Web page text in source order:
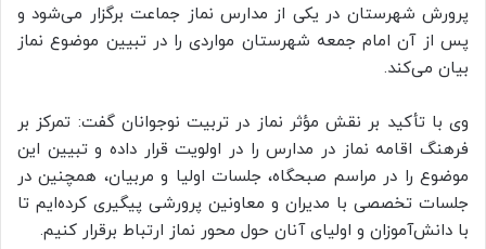
پرورش شهرستان در یکی از مدارس نماز جماعت برگزار می‌شود و
پس از آن امام جمعه شهرستان مواردی را در تبیین موضوع نماز
بیان می‌کند.
وی با تأکید بر نقش مؤثر نماز در تربیت نوجوانان گفت: تمرکز بر
فرهنگ اقامه نماز در مدارس را در اولویت قرار داده‌ و تبیین این
موضوع را در مراسم صبحگاه، جلسات اولیا و مربیان، همچنین در
جلسات تخصصی با مدیران و معاونین پرورشی پیگیری کرده‌ایم تا
با دانش‌آموزان و اولیای آنان حول محور نماز ارتباط برقرار کنیم.